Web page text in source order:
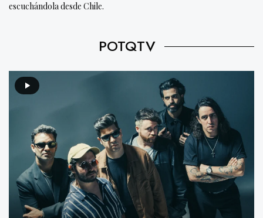
escuchándola desde Chile.
POTQTV